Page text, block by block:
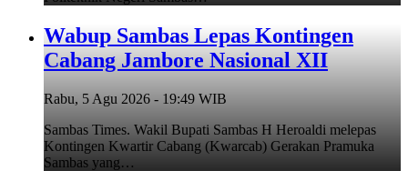
Wabup Sambas Lepas Kontingen
Cabang Jambore Nasional XII
Rabu, 5 Agu 2026 - 19:49 WIB
Sambas Times. Wakil Bupati Sambas H Heroaldi melepas
Kontingen Kwartir Cabang (Kwarcab) Gerakan Pramuka
Sambas yang…